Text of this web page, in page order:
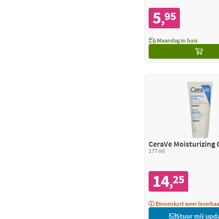
5,95
Maandag in huis
CeraVe Moisturizing
177 ml
14,25
Binnenkort weer
Stuur mij